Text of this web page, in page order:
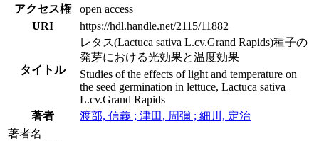
アクセス権
open access
URI
https://hdl.handle.net/2115/11882
タイトル
レタス(Lactuca sativa L.cv.Grand Rapids)種子の
発芽における光効果と温度効果
Studies of the effects of light and temperature on
the seed germination in lettuce, Lactuca sativa
L.cv.Grand Rapids
著者
渡部, 信義 ; 津田, 周彌 ; 細川, 定治
著者名